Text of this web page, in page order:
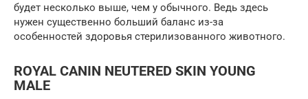
будет несколько выше, чем у обычного. Ведь здесь
нужен существенно больший баланс из-за
особенностей здоровья стерилизованного животного.
ROYAL CANIN NEUTERED SKIN YOUNG
MALE